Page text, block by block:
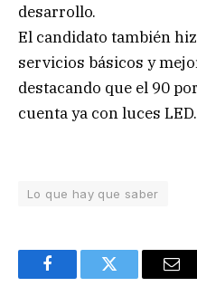
desarrollo.
El candidato también
servicios básicos y
destacando que el 90
cuenta ya con luces LED.
Lo que hay que saber
FacebookTwitter